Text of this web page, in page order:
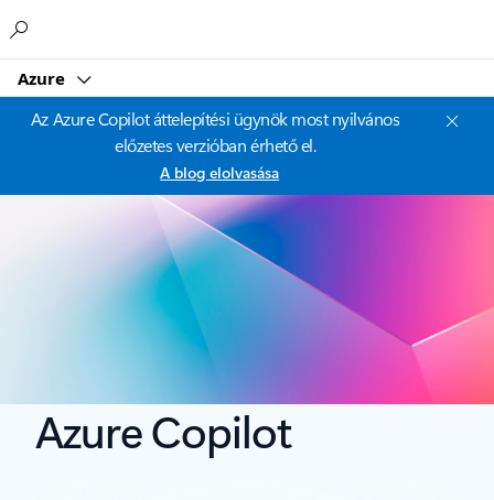
Azure
Az Azure Copilot áttelepítési ügynök most nyilvános
előzetes verzióban érhető el.
A blog elolvasása
Azure Copilot